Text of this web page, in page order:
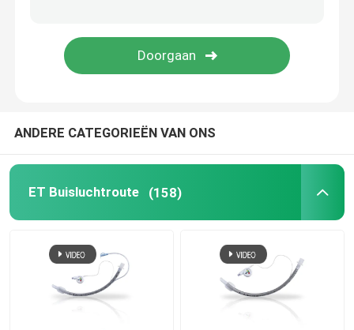
Videointubatieapparaten
Persoonlijk beschermingsmiddelppe
Verdoofingsmiddelen
Endotracheale buiscomponenten
OEM-katheters
ANDERE CATEGORIEËN VAN ONS
ET Buisluchtroute (158)